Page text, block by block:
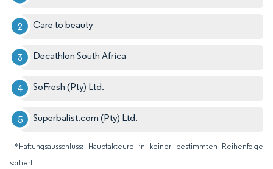
Care to beauty
Decathlon South Africa
SoFresh (Pty) Ltd.
Superbalist.com (Pty) Ltd.
*Haftungsausschluss: Hauptakteure in keiner bestimmten Reihenfolge
sortiert